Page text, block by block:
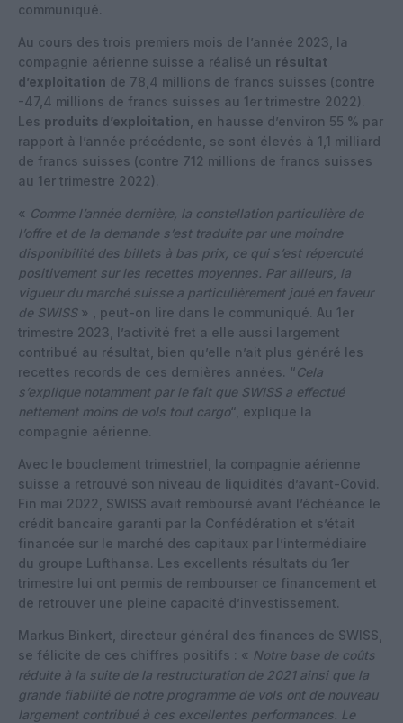
communiqué.
Au cours des trois premiers mois de l’année 2023, la
compagnie aérienne suisse a réalisé un résultat
d’exploitation de 78,4 millions de francs suisses (contre
-47,4 millions de francs suisses au 1er trimestre 2022).
Les produits d’exploitation , en hausse d’environ 55 % par
rapport à l’année précédente, se sont élevés à 1,1 milliard
de francs suisses (contre 712 millions de francs suisses
au 1er trimestre 2022).
« Comme l’année dernière, la constellation particulière de
l’offre et de la demande s’est traduite par une moindre
disponibilité des billets à bas prix, ce qui s’est répercuté
positivement sur les recettes moyennes. Par ailleurs, la
vigueur du marché suisse a particulièrement joué en faveur
de SWISS» , peut-on lire dans le communiqué. Au 1er
trimestre 2023, l’activité fret a elle aussi largement
contribué au résultat, bien qu’elle n’ait plus généré les
recettes records de ces dernières années. “Cela
s’explique notamment par le fait que SWISS a effectué
nettement moins de vols tout cargo“, explique la
compagnie aérienne.
Avec le bouclement trimestriel, la compagnie aérienne
suisse a retrouvé son niveau de liquidités d’avant-Covid.
Fin mai 2022, SWISS avait remboursé avant l’échéance le
crédit bancaire garanti par la Confédération et s’était
financée sur le marché des capitaux par l’intermédiaire
du groupe Lufthansa. Les excellents résultats du 1er
trimestre lui ont permis de rembourser ce financement et
de retrouver une pleine capacité d’investissement.
Markus Binkert, directeur général des finances de SWISS,
se félicite de ces chiffres positifs : « Notre base de coûts
réduite à la suite de la restructuration de 2021 ainsi que la
grande fiabilité de notre programme de vols ont de nouveau
largement contribué à ces excellentes performances. Le